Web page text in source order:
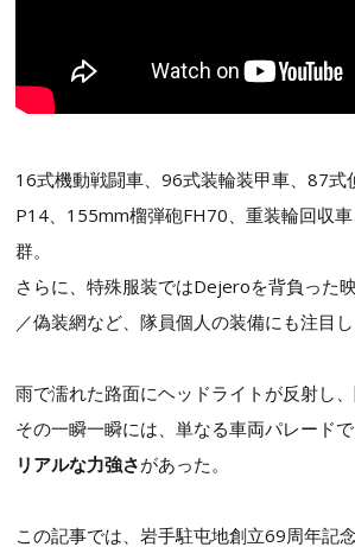
16式機動戦闘車、96式装輪装甲車、87
P14、155mm榴弾砲FH70、重装輪回収
群。
さらに、特殊服装ではDejeroを背負った
／偽装網など、隊員個人の装備にも注目
雨で濡れた路面にヘッドライトが反射し
その一瞬一瞬には、単なる車両パレード
リアルな力強さがあった。
この記事では、岩手駐屯地創立69周年記